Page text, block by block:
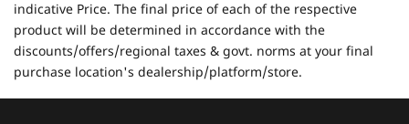
indicative Price. The final price of each of the respective
product will be determined in accordance with the
discounts/offers/regional taxes & govt. norms at your final
purchase location's dealership/platform/store.